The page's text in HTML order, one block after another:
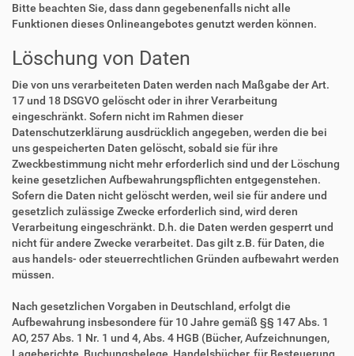
Bitte beachten Sie, dass dann gegebenenfalls nicht alle
Funktionen dieses Onlineangebotes genutzt werden können.
Löschung von Daten
Die von uns verarbeiteten Daten werden nach Maßgabe der Art.
17 und 18 DSGVO gelöscht oder in ihrer Verarbeitung
eingeschränkt. Sofern nicht im Rahmen dieser
Datenschutzerklärung ausdrücklich angegeben, werden die bei
uns gespeicherten Daten gelöscht, sobald sie für ihre
Zweckbestimmung nicht mehr erforderlich sind und der Löschung
keine gesetzlichen Aufbewahrungspflichten entgegenstehen.
Sofern die Daten nicht gelöscht werden, weil sie für andere und
gesetzlich zulässige Zwecke erforderlich sind, wird deren
Verarbeitung eingeschränkt. D.h. die Daten werden gesperrt und
nicht für andere Zwecke verarbeitet. Das gilt z.B. für Daten, die
aus handels- oder steuerrechtlichen Gründen aufbewahrt werden
müssen.
Nach gesetzlichen Vorgaben in Deutschland, erfolgt die
Aufbewahrung insbesondere für 10 Jahre gemäß §§ 147 Abs. 1
AO, 257 Abs. 1 Nr. 1 und 4, Abs. 4 HGB (Bücher, Aufzeichnungen,